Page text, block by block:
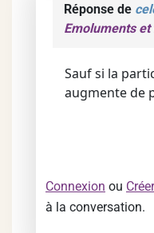
Réponse de
Emoluments
Sauf si la
augmente de
Connexion ou
à la conversation.